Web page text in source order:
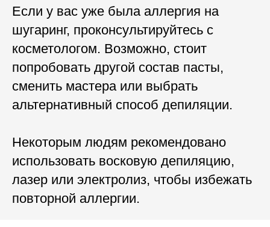
Если у вас уже была аллергия на
шугаринг, проконсультируйтесь с
косметологом. Возможно, стоит
попробовать другой состав пасты,
сменить мастера или выбрать
альтернативный способ депиляции.
Некоторым людям рекомендовано
использовать восковую депиляцию,
лазер или электролиз, чтобы избежать
повторной аллергии.